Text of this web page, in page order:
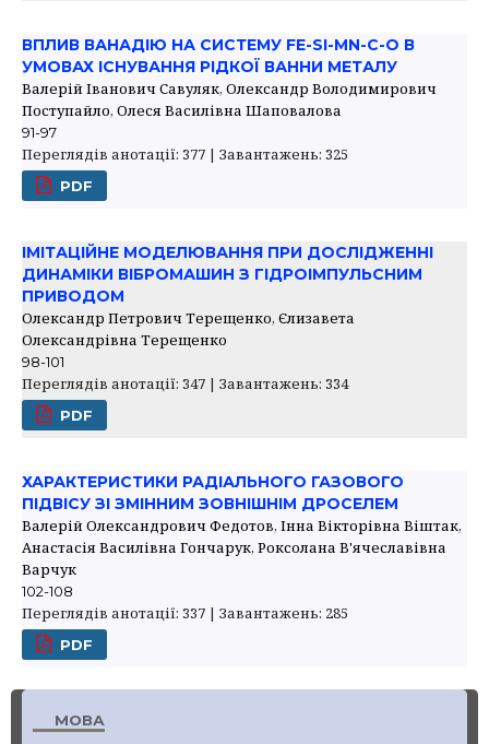
ВПЛИВ ВАНАДІЮ НА СИСТЕМУ FE-SI-MN-C-O В
УМОВАХ ІСНУВАННЯ РІДКОЇ ВАННИ МЕТАЛУ
Валерій Іванович Савуляк, Олександр Володимирович
Поступайло, Олеся Василівна Шаповалова
91-97
Переглядів анотації: 377 | Завантажень: 325
PDF
ІМІТАЦІЙНЕ МОДЕЛЮВАННЯ ПРИ ДОСЛІДЖЕННІ
ДИНАМІКИ ВІБРОМАШИН З ГІДРОІМПУЛЬСНИМ
ПРИВОДОМ
Олександр Петрович Терещенко, Єлизавета
Олександрівна Терещенко
98-101
Переглядів анотації: 347 | Завантажень: 334
PDF
ХАРАКТЕРИСТИКИ РАДІАЛЬНОГО ГАЗОВОГО
ПІДВІСУ ЗІ ЗМІННИМ ЗОВНІШНІМ ДРОСЕЛЕМ
Валерій Олександрович Федотов, Інна Вікторівна Віштак,
Анастасія Василівна Гончарук, Роксолана В'ячеславівна
Варчук
102-108
Переглядів анотації: 337 | Завантажень: 285
PDF
МОВА